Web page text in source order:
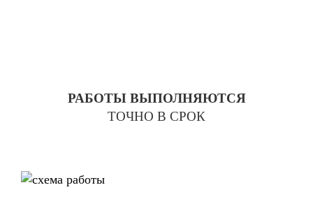
РАБОТЫ ВЫПОЛНЯЮТСЯ
ТОЧНО В СРОК